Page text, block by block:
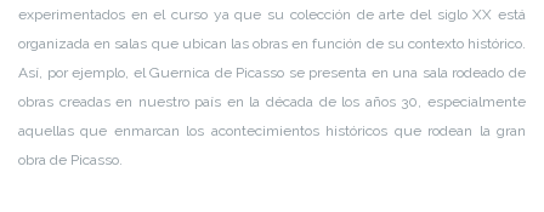
experimentados en el curso ya que su colección de arte del siglo XX está
organizada en salas que ubican las obras en función de su contexto histórico.
Así, por ejemplo, el Guernica de Picasso se presenta en una sala rodeado de
obras creadas en nuestro país en la década de los años 30, especialmente
aquellas que enmarcan los acontecimientos históricos que rodean la gran
obra de Picasso.